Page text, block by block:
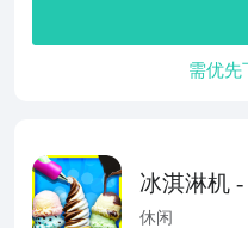
需优先
冰淇淋机
戏
休闲